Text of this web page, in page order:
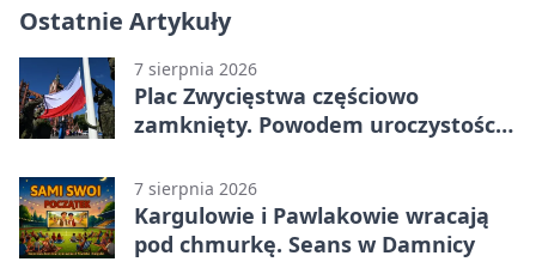
Ostatnie Artykuły
7 sierpnia 2026
Plac Zwycięstwa częściowo
zamknięty. Powodem uroczystości
7 sierpnia 2026
Kargulowie i Pawlakowie wracają
pod chmurkę. Seans w Damnicy